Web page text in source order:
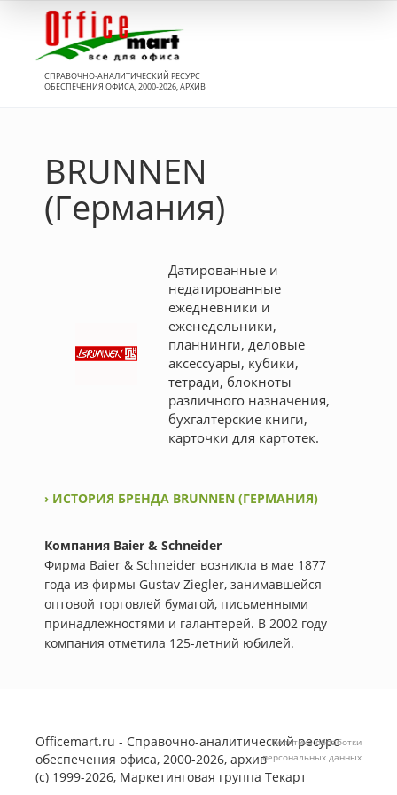
СПРАВОЧНО-АНАЛИТИЧЕСКИЙ РЕСУРС
ОБЕСПЕЧЕНИЯ ОФИСА, 2000-2026, АРХИВ
BRUNNEN
(Германия)
Датированные и
недатированные
ежедневники и
еженедельники,
планнинги, деловые
аксессуары, кубики,
тетради, блокноты
различного назначения,
бухгалтерские книги,
карточки для картотек.
› ИСТОРИЯ БРЕНДА BRUNNEN (ГЕРМАНИЯ)
Компания Baier & Schneider
Фирма Baier & Schneider возникла в мае 1877
года из фирмы Gustav Ziegler, занимавшейся
оптовой торговлей бумагой, письменными
принадлежностями и галантерей. В 2002 году
компания отметила 125-летний юбилей.
Officemart.ru - Справочно-аналитический ресурс
обеспечения офиса, 2000-2026, архив
(с) 1999-2026, Маркетинговая группа Текарт
Политика обработки
персональных данных